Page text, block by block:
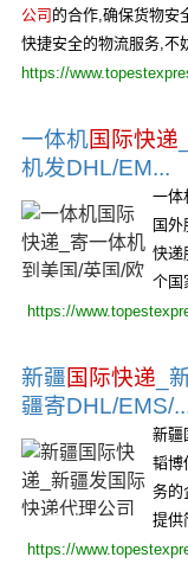
公司 的合作,确保货物安
快捷安全的物流服务,不
https://
一体机国际快递
机发DHL/EM...
一体
国
快递
个国
https://
新疆国际快递 _
疆寄DHL/EMS/
新疆
韬博
务的
提供
https://